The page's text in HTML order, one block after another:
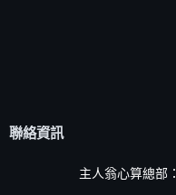
聯絡資訊
主人翁心算總部：